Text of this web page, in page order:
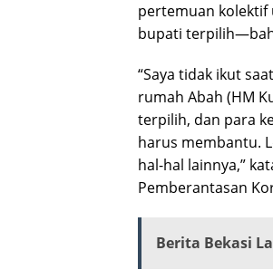
pertemuan kolektif
bupati
“Saya tidak ikut
rumah Abah (HM
terpilih, dan para
harus membantu.
hal-hal lainnya,”
Pemberantasan
Berita Bekasi